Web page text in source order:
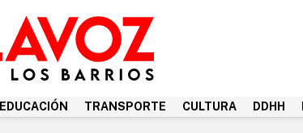
EDUCACIÓN TRANSPORTE CULTURA DDHH